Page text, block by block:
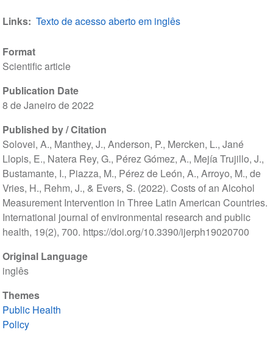
Format
Scientific article
Publication Date
8 de Janeiro de 2022
Published by / Citation
Solovei, A., Manthey, J., Anderson, P., Mercken, L., Jané
Llopis, E., Natera Rey, G., Pérez Gómez, A., Mejía Trujillo, J.,
Bustamante, I., Piazza, M., Pérez de León, A., Arroyo, M., de
Vries, H., Rehm, J., & Evers, S. (2022). Costs of an Alcohol
Measurement Intervention in Three Latin American Countries.
International journal of environmental research and public
health, 19(2), 700. https://doi.org/10.3390/ijerph19020700
Original Language
inglês
Themes
Public Health
Policy
Links Texto de acesso aberto em inglês